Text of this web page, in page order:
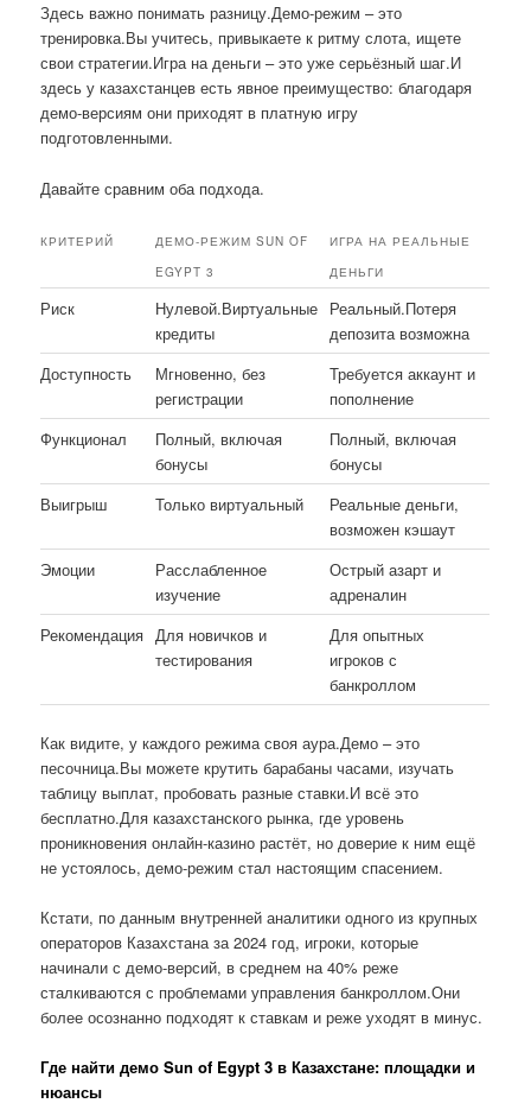
Здесь важно понимать разницу.Демо-режим – это
тренировка.Вы учитесь, привыкаете к ритму слота, ищете
свои стратегии.Игра на деньги – это уже серьёзный шаг.И
здесь у казахстанцев есть явное преимущество: благодаря
демо-версиям они приходят в платную игру
подготовленными.
Давайте сравним оба подхода.
КРИТЕРИЙ
ДЕМО-РЕЖИМ SUN OF
EGYPT 3
ИГРА НА РЕАЛЬНЫЕ
ДЕНЬГИ
Риск
Нулевой.Виртуальные
кредиты
Реальный.Потеря
депозита возможна
Доступность
Мгновенно, без
регистрации
Требуется аккаунт и
пополнение
Функционал
Полный, включая
бонусы
Полный, включая
бонусы
Выигрыш
Только виртуальный
Реальные деньги,
возможен кэшаут
Эмоции
Расслабленное
изучение
Острый азарт и
адреналин
Рекомендация Для новичков и
тестирования
Для опытных
игроков с
банкроллом
Как видите, у каждого режима своя аура.Демо – это
песочница.Вы можете крутить барабаны часами, изучать
таблицу выплат, пробовать разные ставки.И всё это
бесплатно.Для казахстанского рынка, где уровень
проникновения онлайн-казино растёт, но доверие к ним ещё
не устоялось, демо-режим стал настоящим спасением.
Кстати, по данным внутренней аналитики одного из крупных
операторов Казахстана за 2024 год, игроки, которые
начинали с демо-версий, в среднем на 40% реже
сталкиваются с проблемами управления банкроллом.Они
более осознанно подходят к ставкам и реже уходят в минус.
Где найти демо Sun of Egypt 3 в Казахстане: площадки и
нюансы